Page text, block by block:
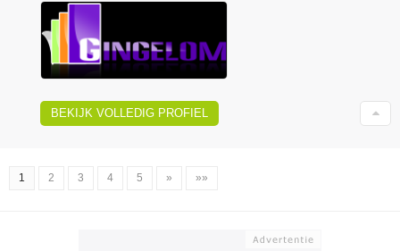
BEKIJK VOLLEDIG PROFIEL
1 2 3 4 5 » »»